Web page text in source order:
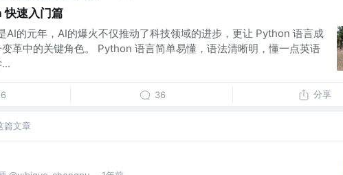
速入门篇
AI的元年，AI的爆火不仅推动了科技领域的进步，更让 Python 语言成
革中的关键角色。 Python 语言简单易懂，语法清晰明，懂一点英语
36 分享
篇文章